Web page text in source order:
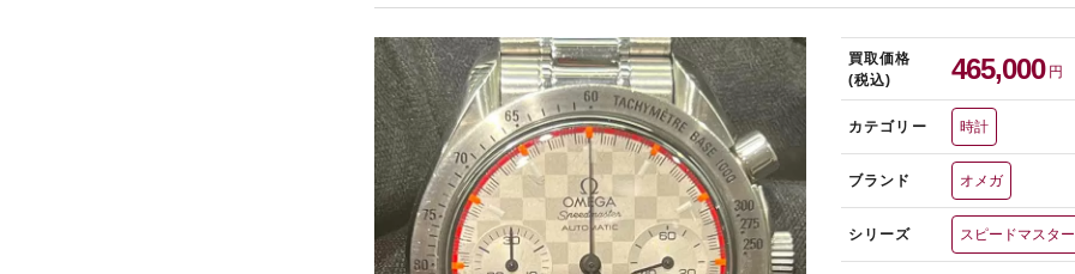
買取価格
(税込)
465,000 円
カテゴリー 時計
ブランド オメガ
シリーズ スピードマスター